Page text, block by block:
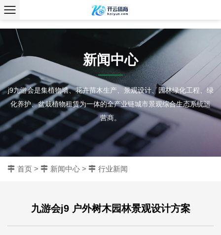
、
新闻中心
j9九游会是集植物墙、花卉苗木生产、景观设计、园林绿化工程、绿
化养护、盆栽植物租赁为一体的全产业链城市景观综合生态系统运
营商。
首页 > 新闻中心 > 行业新闻
九游会j9 户外树木园林景观设计方案